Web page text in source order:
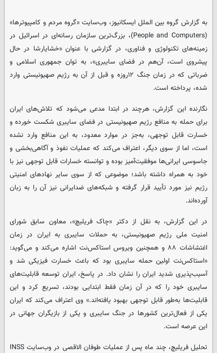
به گزارش گروه بین الملل ایسکانیوز، وب‌سایت «گروه مردم و کامپیوترها»
(People and Computers)، بزرگ‌ترین سازمان رسانه‌ای در اسرائیل در
زمینه‌های تکنولوژی و فناوری، در گزارشی با عنوان «خشایارشا در حال
پیشروی است، آن‌هم در فضای سایبری»، به توان جمهوری اسلامی و
ضرباتی که در زمان جنگ ۱۲روزه و قبل از آن به رژیم صهیونیستی وارد
شده، پرداخته است.
نگارنده این گزارش، هرچند در ابتدا مدعی می‌شود که تلاش‌های ایران
برای حمله به منافع رژیم صهیونیستی در فضای سایبری شکست خورده و
خسارت قابل توجهی، به‌جز در موارد معدود، به این منافع وارد نشده
است، اما از سوی دیگر، اعتراف می‌کند که عملیات نفوذ و آگاهی‌بخشی و
جاسوسی ایرانی‌ها موفقیت‌آمیز بوده و توانسته خسارات قابل توجهی نیز با
خود به همراه داشته باشد؛ موضوعی که از سوی سایر نهادهای امنیتی
رژیم نیز مورد تأیید قرار گرفته و شبکه‌های ضدایرانی نیز آن را به زبان
آورده‌اند.
در این گزارش، به نقل از دکتر «چاک فریلیچ»، معاون سابق شورای
امنیت ملی رژیم صهیونیستی، به حملات سایبری به ایران در زمان
اغتشاشات ۸۸ و همچنین ویروس استاکس‌نت اشاره می‌کند و می‌گوید:
«استاکس‌نت اولین حمله سایبری بود که باعث خسارت فیزیکی شد و
آسیب‌پذیری شدید ایران را نشان داد. در پاسخ، ایران توسعه قابلیت‌های
سایبری خود را که در آن زمان فقط ابتدایی بودند، تسریع کرد و این
قابلیت‌ها به‌طور قابل توجهی بهبود یافته‌اند.» وی اعتراف می‌کند که ایران
یکی از فعال‌ترین کشورها در جنگ سایبری و یکی از بازیگران جهانی در
این عرصه است.
تحلیل فریلیچ، چند ماه پس از عملیات طوفان الاقصی در وب‌سایت INSS